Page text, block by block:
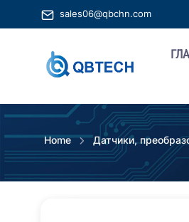
sales06@qbchn.com
Home Датчики,